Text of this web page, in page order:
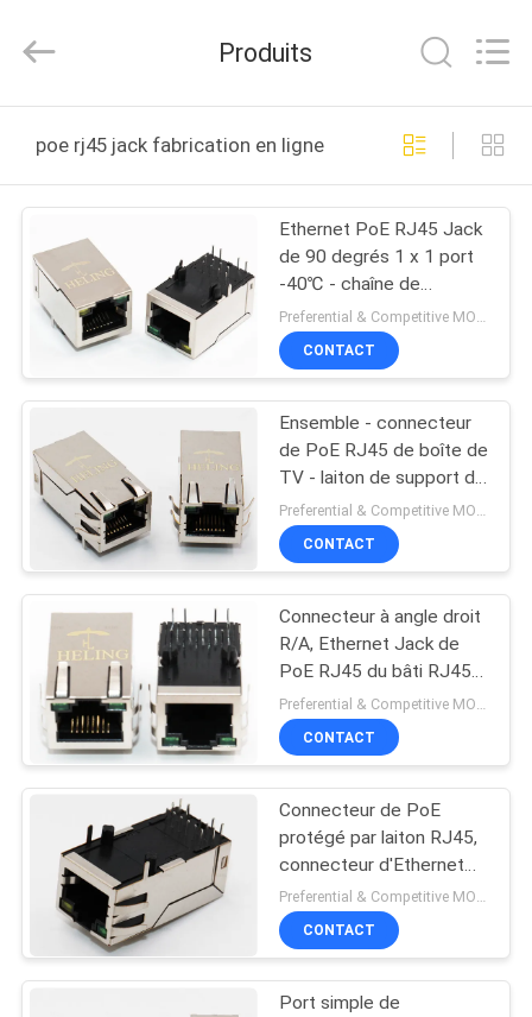
PRODUITS
AU
SUJET
NOUS
VISITE
D'USINE
CONTRÔLE
QUALITÉ
CONTACTEZ-
NOUS
DEMANDEZ
UNE
CITATION
Ltd..
Reserved.
Produits
poe rj45 jack fabrication en ligne
Ethernet PoE RJ45 Jack
de 90 degrés 1 x 1 port
-40℃ - chaîne de
température de
fonctionnement 70℃
Preferential & Competitive MOQ:1000
CONTACT
Ensemble - connecteur
de PoE RJ45 de boîte de
TV - laiton de support de
trou protégé avec des
étiquettes d'IEM
CONTACT
Connecteur à angle droit
R/A, Ethernet Jack de
PoE RJ45 du bâti RJ45
de carte PCB pour des
NIC
CONTACT
Connecteur de PoE
protégé par laiton RJ45,
connecteur d'Ethernet
de 8 bornes pour la
caméra d'IP
Preferential & Competitive MOQ:2000
CONTACT
Port simple de